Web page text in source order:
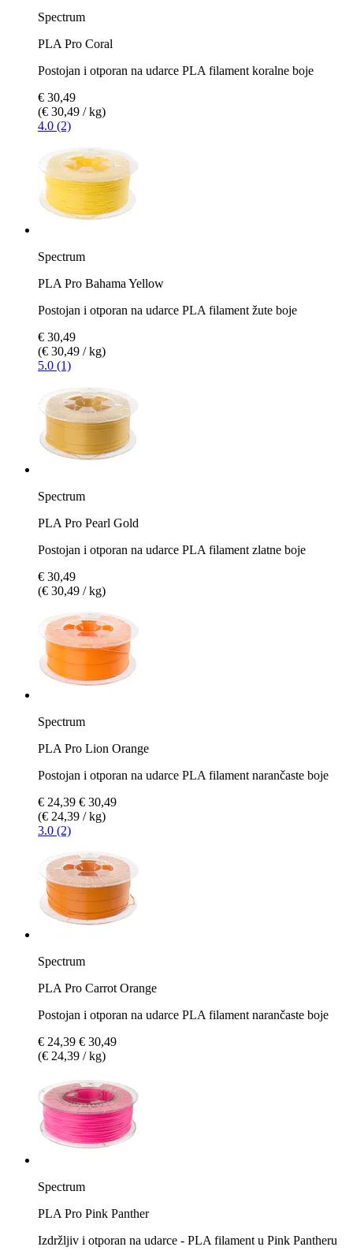
Spectrum
PLA Pro Coral
Postojan i otporan na udarce PLA filament koralne boje
€ 30,49
(€ 30,49 / kg)
4.0 (2)
Spectrum
PLA Pro Bahama Yellow
Postojan i otporan na udarce PLA filament žute boje
€ 30,49
(€ 30,49 / kg)
5.0 (1)
Spectrum
PLA Pro Pearl Gold
Postojan i otporan na udarce PLA filament zlatne boje
€ 30,49
(€ 30,49 / kg)
Spectrum
PLA Pro Lion Orange
Postojan i otporan na udarce PLA filament narančaste boje
€ 24,39 € 30,49
(€ 24,39 / kg)
3.0 (2)
Spectrum
PLA Pro Carrot Orange
Postojan i otporan na udarce PLA filament narančaste boje
€ 24,39 € 30,49
(€ 24,39 / kg)
Spectrum
PLA Pro Pink Panther
Izdržljiv i otporan na udarce - PLA filament u Pink Pantheru